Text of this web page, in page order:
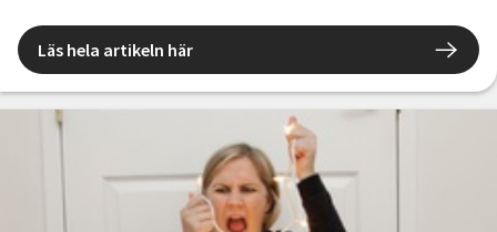
Läs hela artikeln här